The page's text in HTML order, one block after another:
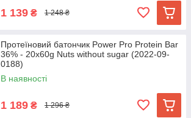
1 139 ₴ 1 248 ₴
Протеїновий батончик Power Pro Protein Bar
36% - 20x60g Nuts without sugar (2022-09-
0188)
В наявності
1 189 ₴ 1 296 ₴